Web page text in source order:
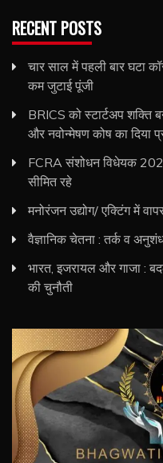
RECENT POSTS
चार साल में पहली बार घटा
कम जुटाई पूंजी
BRICS को स्टार्टअप शक्ति
और नवोन्मेषण कोष का दिया
FCRA संशोधन विधेयक
सीमित रहे
मनोरंजन उद्योग/ एक्टिंग में
वैज्ञानिक चेतना : तर्क व
भारत, इजरायल और गाजा :
की चुनौती